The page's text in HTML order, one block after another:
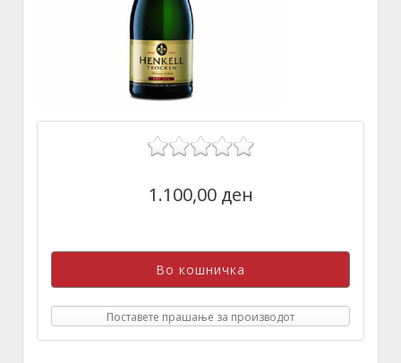
1.100,00 ден
Поставете прашање за производот